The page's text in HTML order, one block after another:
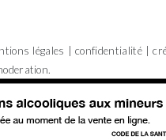
légales confidentialité